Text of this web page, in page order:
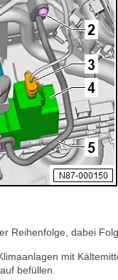
Reihenfolge, dabei
mit
befüllen.